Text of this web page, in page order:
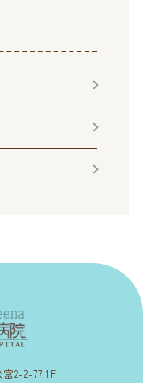
2-2-77 1F